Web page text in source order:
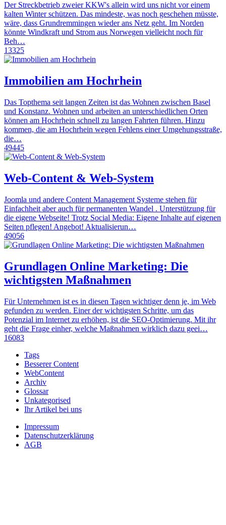
Der Streckbetrieb zweier KKW's allein wird uns nicht vor einem
kalten Winter schützen. Das mindeste, was noch geschehen müsste,
wäre, dass Grundremmingen wieder ans Netz geht. Im Norden
könnte Windkraft und Strom aus Norwegen vielleicht noch für
Beh…
13325
Immobilien am Hochrhein
Das Topthema seit langen Zeiten ist das Wohnen zwischen Basel
und Konstanz. Wohnen und arbeiten an unterschiedlichen Orten
können am Hochrhein schnell zu langen Fahrten führen. Hinzu
kommen, die am Hochrhein wegen Fehlens einer Umgehungsstraße,
die…
49445
Web-Content & Web-System
Joomla und andere Content Management Systeme stehen für
Einfachheit aber auch für permanenten Wandel . Unterstützung für
die eigene Webseite! Trotz Social Media: Eigene Inhalte auf eigenen
Seiten pflegen! Angebot! Aktualisierun…
49056
Grundlagen Online Marketing: Die
wichtigsten Maßnahmen
Für Unternehmen ist es in diesen Tagen wichtiger denn je, im Web
gefunden zu werden. Einer der wichtigsten Schritte, um das
Potenzial im Internet zu erhöhen, ist die SEO-Optimierung. Mit ihr
geht die Frage einher, welche Maßnahmen wirklich dazu geei…
16083
Tags
Besserer Content
WebContent
Archiv
Glossar
Unkategorised
Ihr Artikel bei uns
Impressum
Datenschutzerklärung
AGB